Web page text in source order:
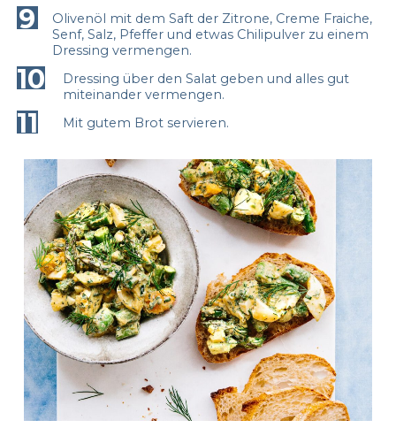
9
Olivenöl mit dem Saft der Zitrone, Creme Fraiche,
Senf, Salz, Pfeffer und etwas Chilipulver zu einem
Dressing vermengen.
10
Dressing über den Salat geben und alles gut
miteinander vermengen.
11 Mit gutem Brot servieren.